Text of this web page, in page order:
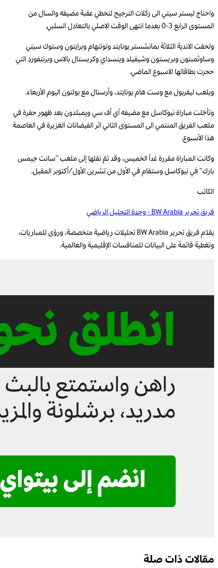
واحتاج ليستر سيتي الى ركلات الترجيح لتخطي عقبة مضيفه والسال من
المستوى الرابع 3-0 بعدما انتهى الوقت الاصلي بالتعادل السلبي.
ولحقت الاندية الثلاثة بمانشستر يونايتد وتوتنهام وبرايتون وستوك سيتي
وساوثمبتون وبريستون وشيفيلد وينسداي وكريستال بالاس وبرنتفورد التي
حجزت بطاقاتها الاسبوع الماضي.
ويلعب ليفربول مع وست هام يونايتد، وأرسنال مع بولتون اليوم الأربعاء.
وتأجّلت مباراة نيوكاسل مع مضيفه آي أف سي ويمبلدون بعد ظهور حفرة في
ملعب الفريق المنتمي الى المستوى الثاني اثر الفيضانات الغزيرة في العاصمة
هذا الأسبوع.
وكانت المباراة مقررة غداً الخميس، وقد تمّ نقلها إلى ملعب “سانت جيمس
بارك” في نيوكاسل وستقام في الأول من تشرين الأول/أكتوبر المقبل.
الكاتب
فريق تحرير BW Arabia - وحدة التحليل الرياضي
يقدّم فريق تحرير BW Arabia تحليلات رياضية متخصصة، ورؤى للمباريات،
وتغطية قائمة على البيانات للمنافسات الإقليمية والعالمية.
مقالات ذات صلة